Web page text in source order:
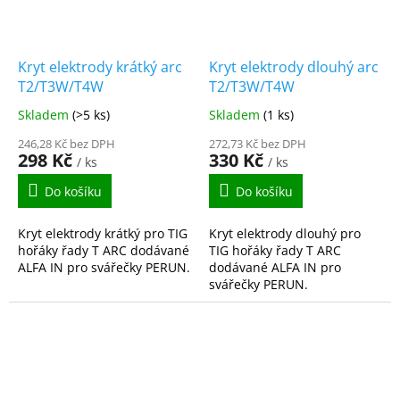
Kryt elektrody krátký arc
T2/T3W/T4W
Skladem (>5 ks)
246,28 Kč bez DPH
298 Kč / ks
Do košíku
Kryt elektrody krátký pro TIG
hořáky řady T ARC dodávané
ALFA IN pro svářečky PERUN.
Kryt elektrody dlouhý arc
T2/T3W/T4W
Skladem (1 ks)
272,73 Kč bez DPH
330 Kč / ks
Do košíku
Kryt elektrody dlouhý pro
TIG hořáky řady T ARC
dodávané ALFA IN pro
svářečky PERUN.